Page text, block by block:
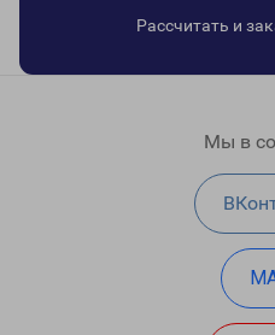
Рассчитать и
Мы в